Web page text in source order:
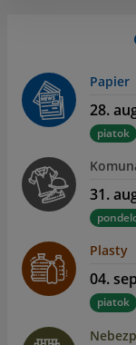
Papier
28.
piatok
31.
Plasty
04.
piatok